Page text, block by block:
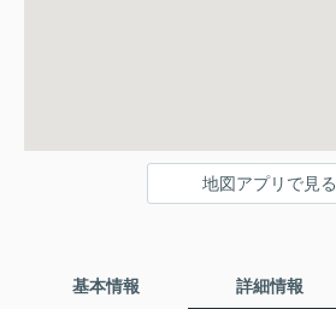
地図アプリで見る
基本情報 詳細情報